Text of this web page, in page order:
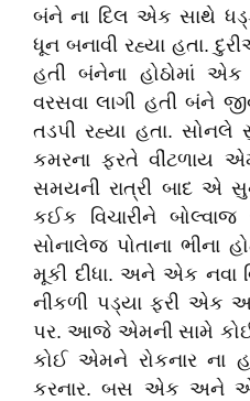
બંને ના દિલ એક સાથે
ધૂન બનાવી રહ્યા હતા.
હતી બંનેના હોઠોમાં
વરસવા લાગી હતી બંને
તડપી રહ્યા હતા. સોનલે
કમરના ફરતે વીંટળાય
સમયની રાત્રી બાદ એ
કઈક વિચારીને
સોનાલેજ પોતાના ભીના
મૂકી દીધા. અને એક નવા
નીકળી પડ્યા ફરી એક
પર. આજે એમની સામે
કોઈ એમને રોકનાર ના
કરનાર. બસ એક અને